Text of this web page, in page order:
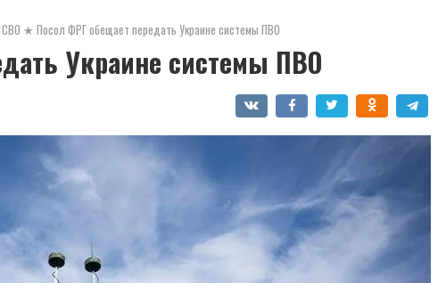
★ Посол ФРГ обещает передать Украине системы ПВО
Украине системы ПВО